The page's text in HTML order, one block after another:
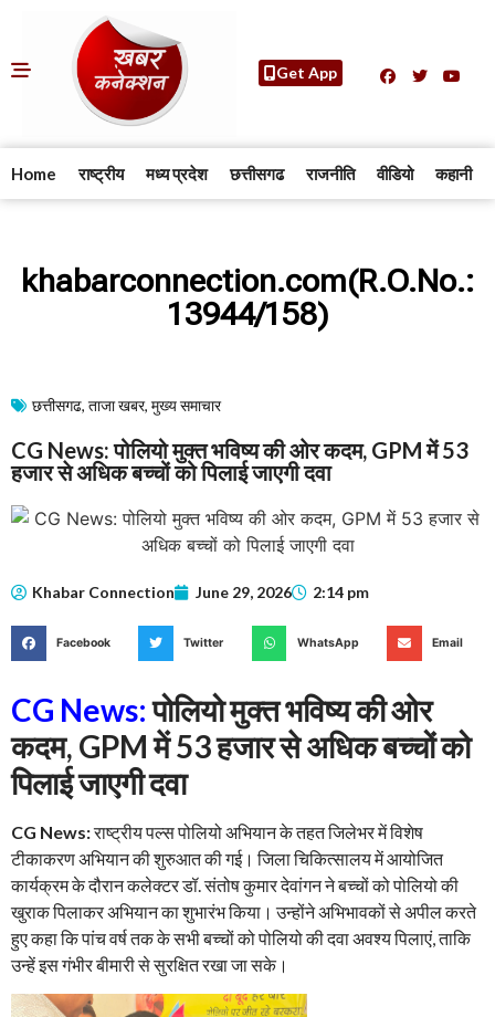
Get App
Home राष्ट्रीय मध्य प्रदेश छत्तीसगढ राजनीति वीडियो कहानी
khabarconnection.com(R.O.No.:
13944/158)
छत्तीसगढ, ताजा खबर, मुख्य समाचार​
CG News: पोलियो मुक्त भविष्य की ओर कदम, GPM में 53
हजार से अधिक बच्चों को पिलाई जाएगी दवा
Khabar Connection June 29, 2026 2:14 pm
Facebook Twitter WhatsApp Email
CG News:पोलियो मुक्त भविष्य की ओर
कदम, GPM में 53 हजार से अधिक बच्चों को
पिलाई जाएगी दवा
CG News:राष्ट्रीय पल्स पोलियो अभियान के तहत जिलेभर में विशेष
टीकाकरण अभियान की शुरुआत की गई। जिला चिकित्सालय में आयोजित
कार्यक्रम के दौरान कलेक्टर डॉ. संतोष कुमार देवांगन ने बच्चों को पोलियो की
खुराक पिलाकर अभियान का शुभारंभ किया। उन्होंने अभिभावकों से अपील करते
हुए कहा कि पांच वर्ष तक के सभी बच्चों को पोलियो की दवा अवश्य पिलाएं, ताकि
उन्हें इस गंभीर बीमारी से सुरक्षित रखा जा सके।